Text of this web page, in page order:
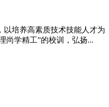
培养高素质技术技能人才为
尚学精工”的校训，弘扬...